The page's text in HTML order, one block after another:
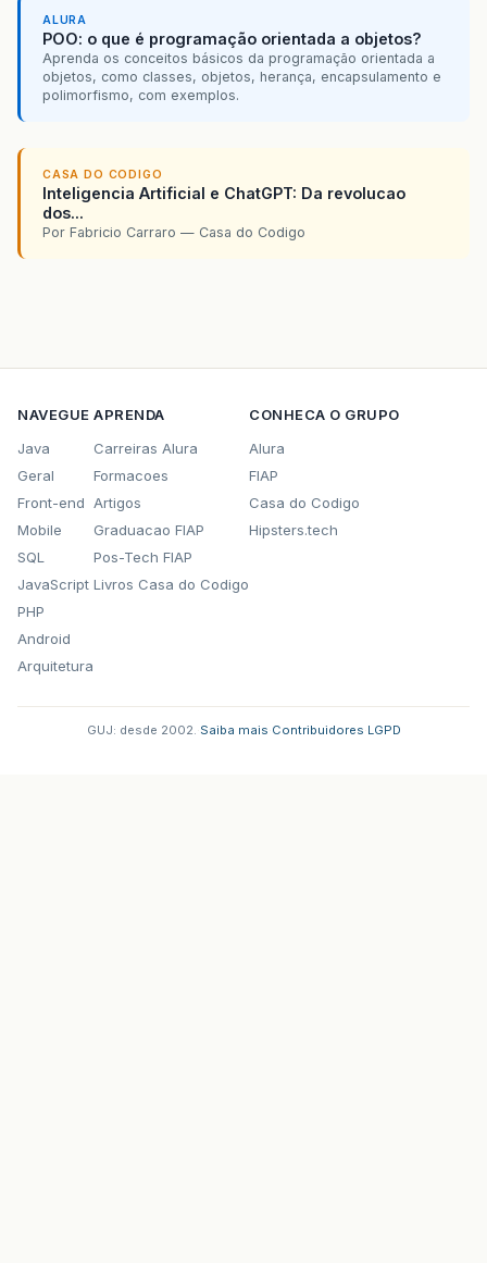
ALURA
POO: o que é programação orientada a objetos?
Aprenda os conceitos básicos da programação orientada a
objetos, como classes, objetos, herança, encapsulamento e
polimorfismo, com exemplos.
CASA DO CODIGO
Inteligencia Artificial e ChatGPT: Da revolucao
dos...
Por Fabricio Carraro — Casa do Codigo
NAVEGUE
Java
Geral
Front-end
Mobile
SQL
JavaScript
PHP
Android
Arquitetura
APRENDA
Carreiras Alura
Formacoes
Artigos
Graduacao FIAP
Pos-Tech FIAP
Livros Casa do Codigo
CONHECA O GRUPO
Alura
FIAP
Casa do Codigo
Hipsters.tech
GUJ: desde 2002. Saiba mais Contribuidores LGPD